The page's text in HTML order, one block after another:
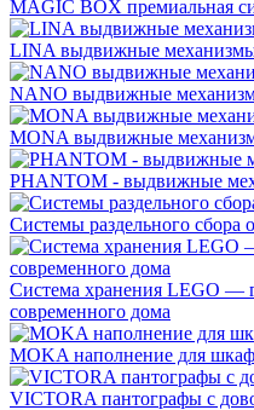
MAGIC BOX премиальная
LINA выдвижные
NANO выдвижные
MONA выдвижные
PHANTOM - выдвижные
Системы раздельного сбора
Система хранения LEGO —
современного дома
MOKA наполнение для
VICTORA пантографы с